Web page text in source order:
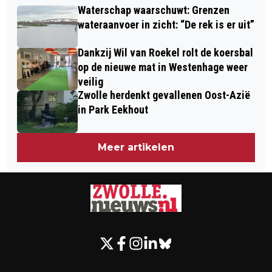
VEEL TE HARD VAREN DOOR HET
ALMELOSE KANAAL
ZWOLSE RAAD VOOR TREIN NAAR
PARIJS, LONDEN EN BRUSSEL
Waterschap waarschuwt: Grenzen
wateraanvoer in zicht: “De rek is er uit”
Dankzij Wil van Roekel rolt de koersbal
op de nieuwe mat in Westenhage weer
veilig
Zwolle herdenkt gevallenen Oost-Azië
in Park Eekhout
Meer artikelen